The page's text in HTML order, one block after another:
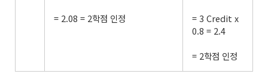
= 2.08 = 2학점 인정
= 3 Credit x
0.8 = 2.4
= 2학점 인정